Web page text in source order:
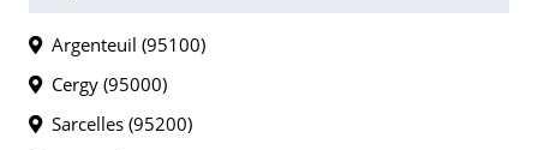
Argenteuil (95100)
Cergy (95000)
Sarcelles (95200)